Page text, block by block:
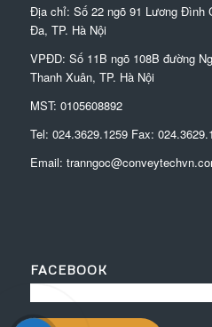
Địa chỉ: Số 22 ngõ 91 Lương Đình
Đa, TP. Hà Nội
VPĐD: Số 11B ngõ 108B đường
Thanh Xuân, TP. Hà Nội
MST: 0105608892
Tel: 024.3629.1259Fax:
Email:
FACEBOOK